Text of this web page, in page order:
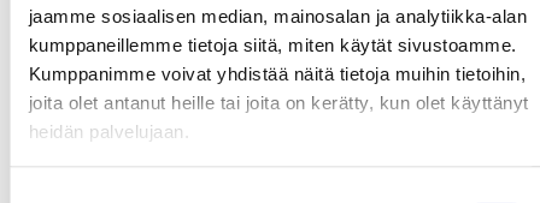
jaamme sosiaalisen median, mainosalan ja analytiikka-alan
kumppaneillemme tietoja siitä, miten käytät sivustoamme.
Kumppanimme voivat yhdistää näitä tietoja muihin tietoihin,
joita olet antanut heille tai joita on kerätty, kun olet käyttänyt
heidän palvelujaan.